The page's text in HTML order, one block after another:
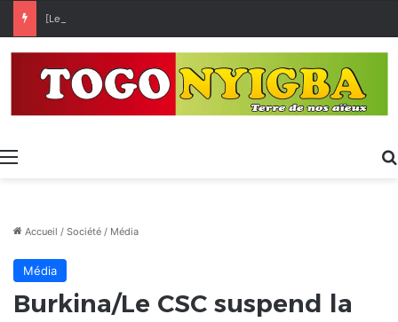
Menu
Accueil / Société / Média
Média
Burkina/Le CSC suspend la